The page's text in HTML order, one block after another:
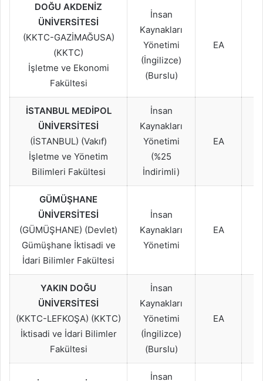
DOĞU AKDENİZ
ÜNİVERSİTESİ
(KKTC-GAZİMAĞUSA)
(KKTC)
İşletme ve Ekonomi
Fakültesi
İnsan
Kaynakları
Yönetimi
(İngilizce)
(Burslu)
EA
İSTANBUL MEDİPOL
ÜNİVERSİTESİ
(İSTANBUL) (Vakıf)
İşletme ve Yönetim
Bilimleri Fakültesi
İnsan
Kaynakları
Yönetimi
(%25
İndirimli)
EA
GÜMÜŞHANE
ÜNİVERSİTESİ
(GÜMÜŞHANE) (Devlet)
Gümüşhane İktisadi ve
İdari Bilimler Fakültesi
İnsan
Kaynakları
Yönetimi
EA
YAKIN DOĞU
ÜNİVERSİTESİ
(KKTC-LEFKOŞA) (KKTC)
İktisadi ve İdari Bilimler
Fakültesi
İnsan
Kaynakları
Yönetimi
(İngilizce)
(Burslu)
EA
İnsan